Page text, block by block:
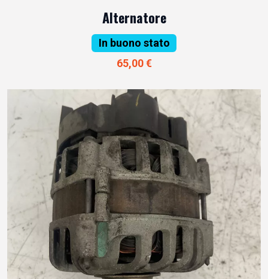
Alternatore
In buono stato
65,00 €